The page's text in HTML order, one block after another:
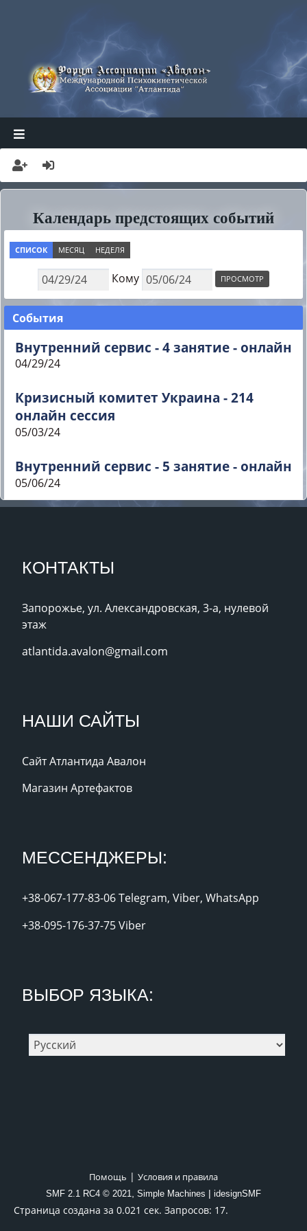
АТЛАНТИДА
АВАЛОН ФОРУМ
Календарь предстоящих событий
СПИСОК МЕСЯЦ НЕДЕЛЯ
Кому
События
Внутренний сервис - 4 занятие - онлайн
04/29/24
Кризисный комитет Украина - 214
онлайн сессия
05/03/24
Внутренний сервис - 5 занятие - онлайн
05/06/24
КОНТАКТЫ
Запорожье, ул. Александровская, 3-а, нулевой
этаж
atlantida.avalon@gmail.com
НАШИ САЙТЫ
Сайт Атлантида Авалон
Магазин Артефактов
МЕССЕНДЖЕРЫ:
+38-067-177-83-06 Telegram, Viber, WhatsApp
+38-095-176-37-75 Viber
ВЫБОР ЯЗЫКА:
Помощь | Условия и правила
SMF 2.1 RC4 © 2021 Simple Machines | idesignSMF
Страница создана за 0.021 сек. Запросов: 17.